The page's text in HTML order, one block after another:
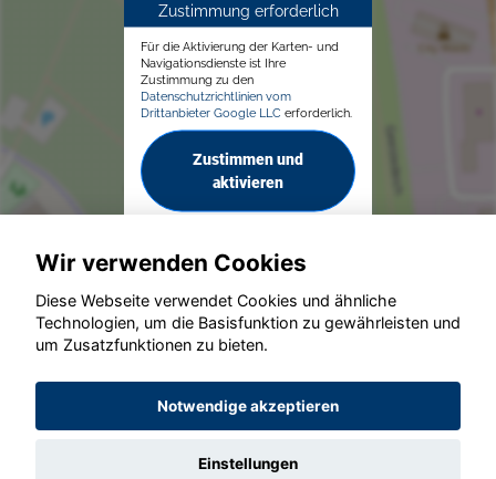
Zustimmung erforderlich
Für die Aktivierung der Karten- und
Navigationsdienste ist Ihre
Zustimmung zu den
Datenschutzrichtlinien vom
Drittanbieter Google LLC erforderlich.
Zustimmen und
aktivieren
© konjunkturmotor.de GmbH 2020 - 2026
Wir verwenden Cookies
Diese Webseite verwendet Cookies und ähnliche
Technologien, um die Basisfunktion zu gewährleisten und
um Zusatzfunktionen zu bieten.
Notwendige akzeptieren
Einstellungen